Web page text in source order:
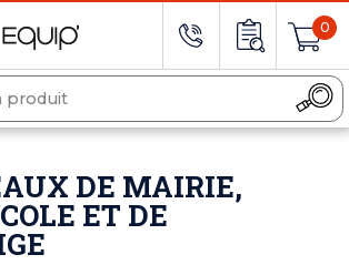
0
DE MAIRIE,
ET DE